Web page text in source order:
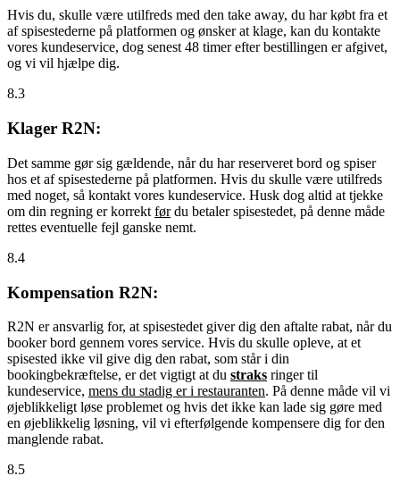
Hvis du, skulle være utilfreds med den take away, du har købt fra et
af spisestederne på platformen og ønsker at klage, kan du kontakte
vores kundeservice, dog senest 48 timer efter bestillingen er afgivet,
og vi vil hjælpe dig.
8.3
Klager R2N:
Det samme gør sig gældende, når du har reserveret bord og spiser
hos et af spisestederne på platformen. Hvis du skulle være utilfreds
med noget, så kontakt vores kundeservice. Husk dog altid at tjekke
om din regning er korrekt førdu betaler spisestedet, på denne måde
rettes eventuelle fejl ganske nemt.
8.4
Kompensation R2N:
R2N er ansvarlig for, at spisestedet giver dig den aftalte rabat, når du
booker bord gennem vores service. Hvis du skulle opleve, at et
spisested ikke vil give dig den rabat, som står i din
bookingbekræftelse, er det vigtigt at du straks ringer til
kundeservice, mens du stadig er i restauranten. På denne måde vil vi
øjeblikkeligt løse problemet og hvis det ikke kan lade sig gøre med
en øjeblikkelig løsning, vil vi efterfølgende kompensere dig for den
manglende rabat.
8.5